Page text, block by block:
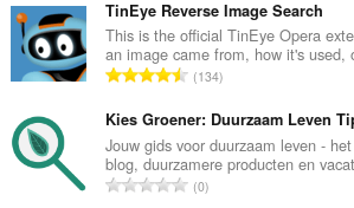
t
a
l
c
z
b
a
ł
k
o
w
t
a
l
TinEye Reverse Image Search
This is the official TinEye Opera
an image came from, how it's used,
C
ł
k
o
w
134
Kies Groener: Duurzaam Leven
Jouw gids voor duurzaam leven -
blog, duurzamere producten en
C0